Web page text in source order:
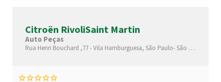
Citroën RivoliSaint Martin
Auto Peças
Rua Henri Bouchard ,77 -Vila Hamburguesa, São Paulo-São Paulo(SP)